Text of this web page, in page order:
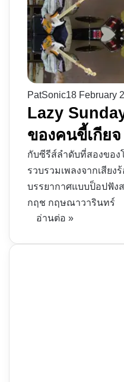
PatSonic18 February
Lazy
ของคนขี้เกียจ
กับซีรีส์ลำดับที่สองของ
รวบรวมเพลงจากเสีย
บรรยากาศแบบป็อปฟัง
กฤช กฤษณาวารินทร์
อ่านต่อ »